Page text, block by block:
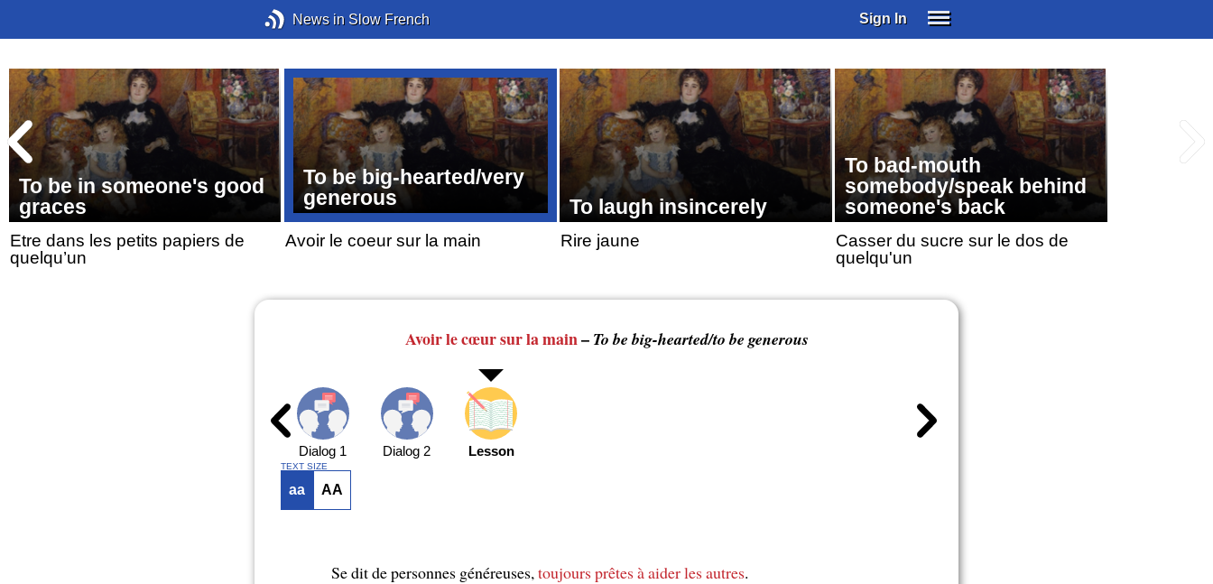
News in Slow French Sign In
SUBSCRIBE
EDUCATIONAL LICENSES
GIFT CARDS
OTHER LANGUAGES
ABOUT US
ALEXA
ADJUST COLORS
To be in someone's good
graces
Etre dans les petits papiers de
quelqu’un
To be big-hearted/very
generous
Avoir le coeur sur la main
To laugh insincerely
Rire jaune
To bad-mouth
somebody/speak behind
someone's back
Casser du sucre sur le dos de
quelqu'un
Avoir le cœur sur la main– To be big-hearted/to be generous
Dialog 1 Dialog 2 Lesson
TEXT SIZE
aa AA
Se dit de personnes généreuses, toujours prêtes à aider les autres.